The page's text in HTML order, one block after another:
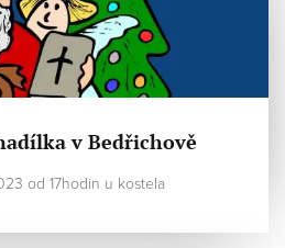
v Bedřichově
od 17hodin u kostela